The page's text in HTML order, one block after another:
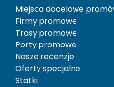
Miejsca docelowe
Firmy promowe
Trasy promowe
Porty promowe
Nasze recenzje
Oferty specjalne
Statki